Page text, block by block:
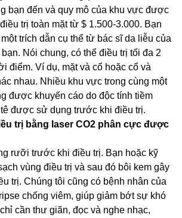
bạn đến và quy mô của khu vực được
trị toàn mặt từ $ 1.500-3.000. Bạn
trích dẫn cụ thể từ bác sĩ da liễu của
Nói chung, có thể điều trị tối đa 2
điểm. Ví dụ, mặt và cổ hoặc cổ và
nhau. Nhiều khu vực trong cùng một
được khuyến cáo do độc tính tiềm
được sử dụng trước khi điều trị.
trị bằng laser CO2 phân cực được
rưỡi trước khi điều trị. Bạn hoặc kỹ
vùng điều trị và sau đó bôi kem gây
trị. Chúng tôi cũng có bệnh nhân của
chống viêm, giúp giảm bớt sự khó
cần thư giãn, đọc và nghe nhạc,